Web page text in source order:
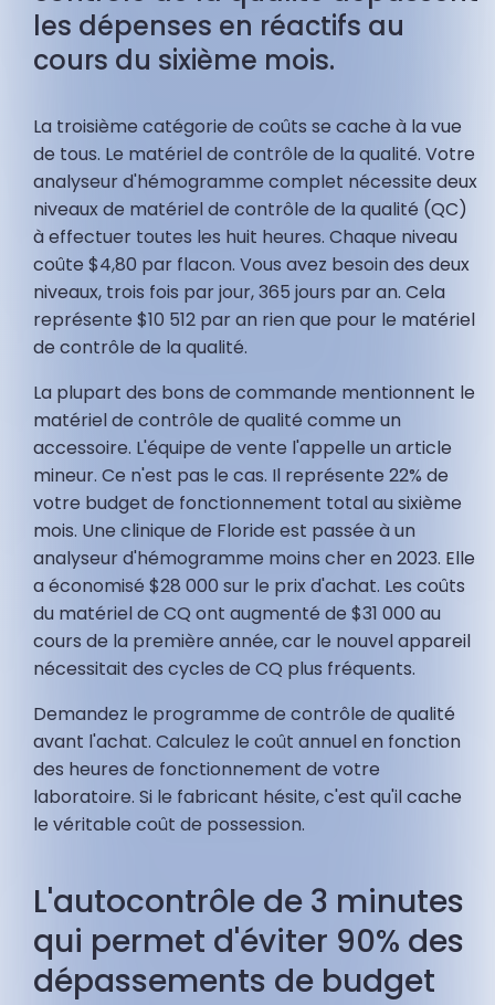
les dépenses en réactifs au
cours du sixième mois.
La troisième catégorie de coûts se cache à la vue
de tous. Le matériel de contrôle de la qualité. Votre
analyseur d'hémogramme complet nécessite deux
niveaux de matériel de contrôle de la qualité (QC)
à effectuer toutes les huit heures. Chaque niveau
coûte $4,80 par flacon. Vous avez besoin des deux
niveaux, trois fois par jour, 365 jours par an. Cela
représente $10 512 par an rien que pour le matériel
de contrôle de la qualité.
La plupart des bons de commande mentionnent le
matériel de contrôle de qualité comme un
accessoire. L'équipe de vente l'appelle un article
mineur. Ce n'est pas le cas. Il représente 22% de
votre budget de fonctionnement total au sixième
mois. Une clinique de Floride est passée à un
analyseur d'hémogramme moins cher en 2023. Elle
a économisé $28 000 sur le prix d'achat. Les coûts
du matériel de CQ ont augmenté de $31 000 au
cours de la première année, car le nouvel appareil
nécessitait des cycles de CQ plus fréquents.
Demandez le programme de contrôle de qualité
avant l'achat. Calculez le coût annuel en fonction
des heures de fonctionnement de votre
laboratoire. Si le fabricant hésite, c'est qu'il cache
le véritable coût de possession.
L'autocontrôle de 3 minutes
qui permet d'éviter 90% des
dépassements de budget